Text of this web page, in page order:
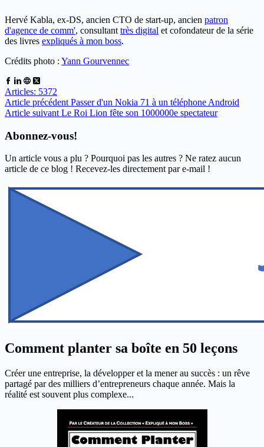
Hervé Kabla, ex-DS, ancien CTO de start-up, ancien patron
d'agence de comm', consultant très digital et cofondateur de la série
des livres expliqués à mon boss.
Crédits photo : Yann Gourvennec
Articles: 5372
Article précédent Passer d'un Nokia 71 à un téléphone Android
Article suivant Le Roi Lion fête son 1000000e spectateur
Abonnez-vous!
Un article vous a plu ? Pourquoi pas les autres ? Ne ratez aucun
article de ce blog ! Recevez-les directement par e-mail !
Comment planter sa boîte en 50 leçons
Créer une entreprise, la développer et la mener au succès : un rêve
partagé par des milliers d’entrepreneurs chaque année. Mais la
réalité est souvent plus complexe...